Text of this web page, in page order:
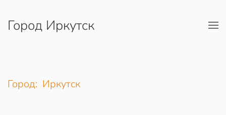
Перейти к содержимому
Город Иркутск
Город: Иркутск